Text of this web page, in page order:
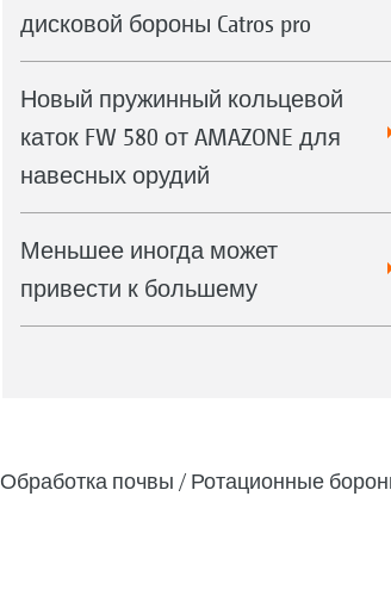
дисковой бороны Catros pro
Новый пружинный кольцевой
каток FW 580 от AMAZONE для
навесных орудий
Меньшее иногда может
привести к большему
Обработка почвы Ротационные